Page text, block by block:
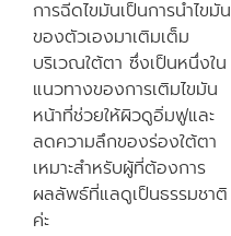
การฉีดไขมันเป็นการนำไขมัน
ของตัวเองมาเติมเต็ม
บริเวณใต้ตา ซึ่งเป็นหนึ่งใน
แนวทางของการเติมไขมัน
หน้าที่ช่วยให้ผิวดูอิ่มฟูและ
ลดความลึกของร่องใต้ตา
เหมาะสำหรับผู้ที่ต้องการ
ผลลัพธ์ที่แลดูเป็นธรรมชาติ
ค่ะ